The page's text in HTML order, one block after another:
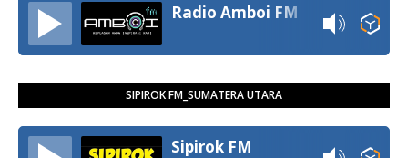
Radio Amboi FM
SIPIROK FM_SUMATERA UTARA
Sipirok FM